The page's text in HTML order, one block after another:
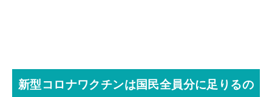
新型コロナワクチンは国民全員分に足りるの